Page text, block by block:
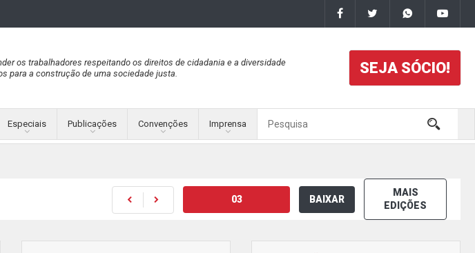
os trabalhadores respeitando os direitos de cidadania e a diversidade
para a construção de uma sociedade justa.
SEJA SÓCIO!
Especiais Publicações Convenções Imprensa
03 BAIXAR
MAIS
EDIÇÕES